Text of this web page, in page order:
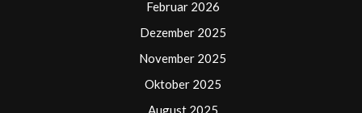
Februar 2026
Dezember 2025
November 2025
Oktober 2025
August 2025